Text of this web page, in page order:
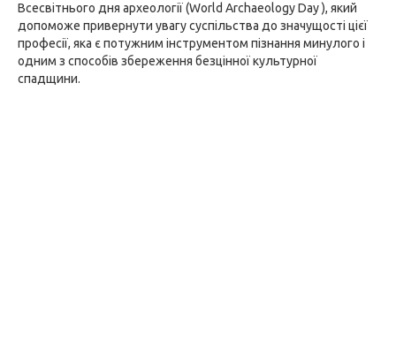
Всесвітнього дня археології (World Archaeology Day ), який
допоможе привернути увагу суспільства до значущості цієї
професії, яка є потужним інструментом пізнання минулого і
одним з способів збереження безцінної культурної
спадщини.